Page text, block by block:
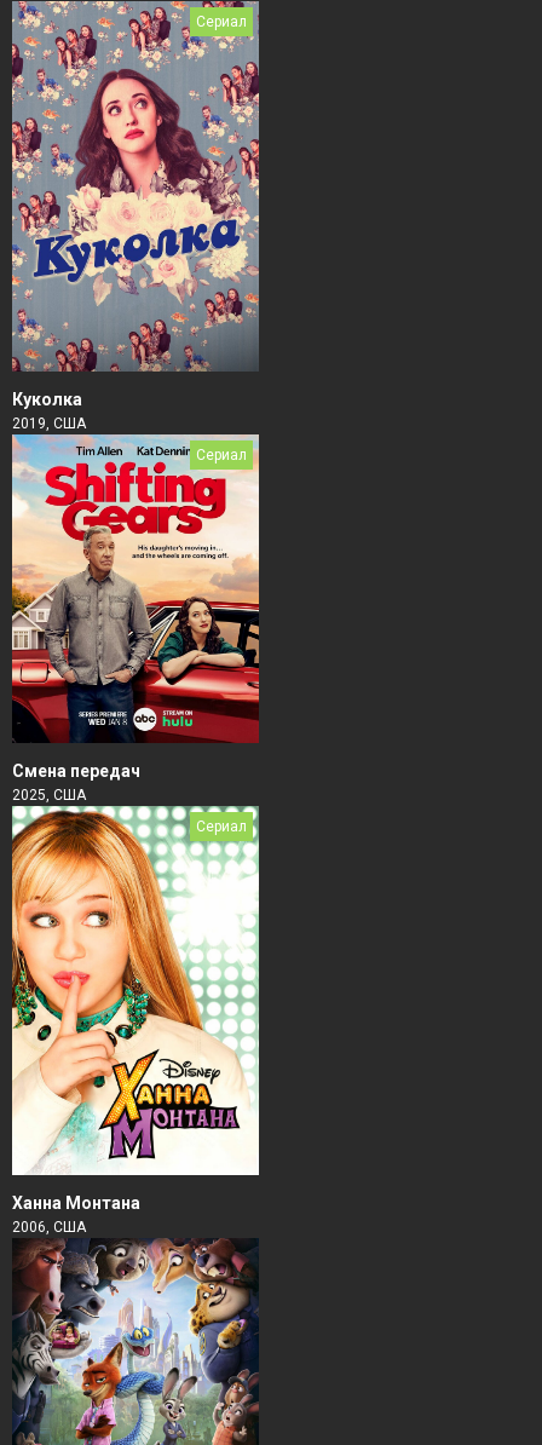
Сериал
Куколка
2019, США
Сериал
Смена передач
2025, США
Сериал
Ханна Монтана
2006, США